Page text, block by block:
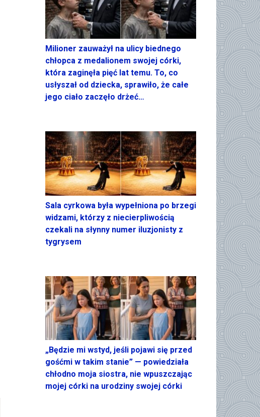
Milioner zauważył na ulicy biednego
chłopca z medalionem swojej córki,
która zaginęła pięć lat temu. To, co
usłyszał od dziecka, sprawiło, że całe
jego ciało zaczęło drżeć…
Sala cyrkowa była wypełniona po brzegi
widzami, którzy z niecierpliwością
czekali na słynny numer iluzjonisty z
tygrysem
„Będzie mi wstyd, jeśli pojawi się przed
gośćmi w takim stanie” — powiedziała
chłodno moja siostra, nie wpuszczając
mojej córki na urodziny swojej córki